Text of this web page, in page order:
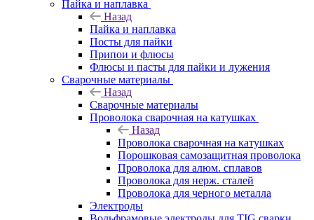
Пайка и наплавка
Назад
Пайка и наплавка
Посты для пайки
Припои и флюсы
Флюсы и пасты для пайки и лужения
Сварочные материалы
Назад
Сварочные материалы
Проволока сварочная на катушках
Назад
Проволока сварочная на катушках
Порошковая самозащитная проволока
Проволока для алюм. сплавов
Проволока для нерж. сталей
Проволока для черного металла
Электроды